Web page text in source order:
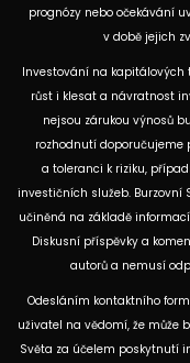
prognózy nebo očekávání
v době jejich
Investování na kapitálových
růst i klesat a návratnost
nejsou zárukou výnosů
rozhodnutí
a toleranci k riziku,
investičních služeb. Burzovní
učiněná na základě
Diskusní příspěvky a
autorů a nemusí
Odesláním kontaktního
uživatel na vědomí, že může
Světa za účelem poskytnutí